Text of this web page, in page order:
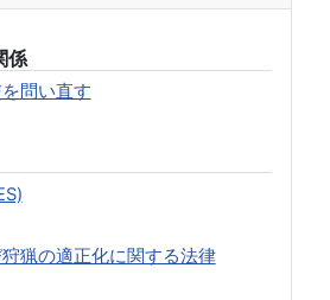
係
問い直す
猟の適正化に関する法律